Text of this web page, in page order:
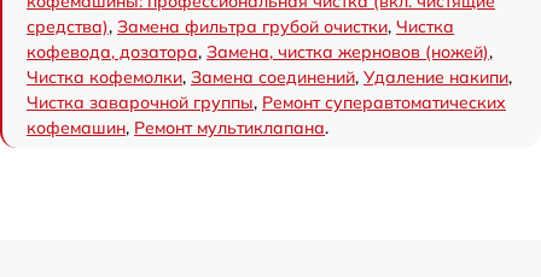
средства), Замена фильтра грубой очистки, Чистка
кофевода, дозатора, Замена, чистка жерновов (ножей),
Чистка кофемолки, Замена соединений, Удаление накипи,
Чистка заварочной группы, Ремонт суперавтоматических
кофемашин, Ремонт мультиклапана.